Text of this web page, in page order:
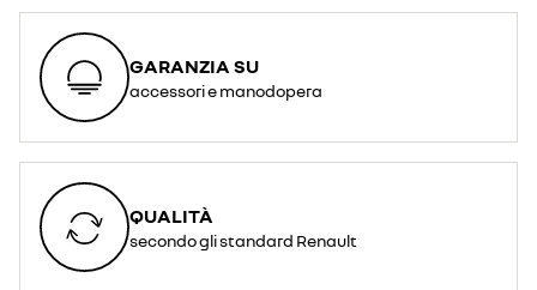
GARANZIA SU
accessori e manodopera
QUALITÀ
secondo gli standard Renault